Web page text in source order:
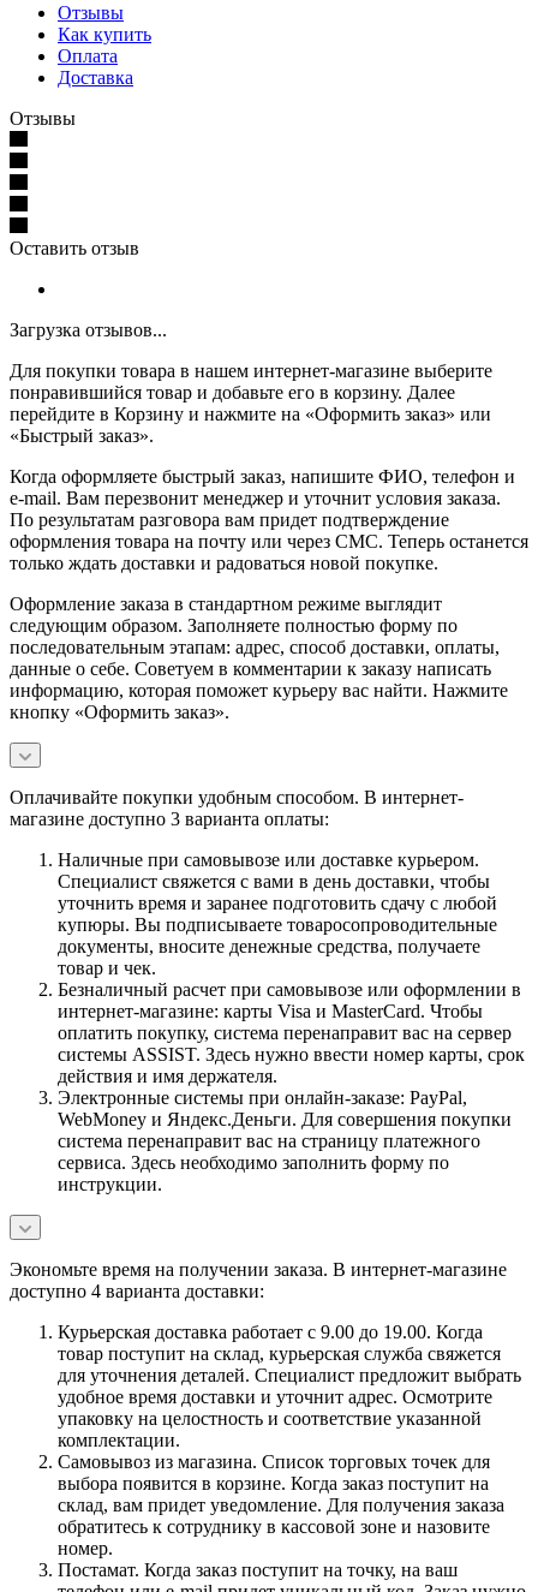
Отзывы
Как купить
Оплата
Доставка
Отзывы
Оставить отзыв
Загрузка отзывов...
Для покупки товара в нашем интернет-магазине выберите
понравившийся товар и добавьте его в корзину. Далее
перейдите в Корзину и нажмите на «Оформить заказ» или
«Быстрый заказ».
Когда оформляете быстрый заказ, напишите ФИО, телефон и
e-mail. Вам перезвонит менеджер и уточнит условия заказа.
По результатам разговора вам придет подтверждение
оформления товара на почту или через СМС. Теперь останется
только ждать доставки и радоваться новой покупке.
Оформление заказа в стандартном режиме выглядит
следующим образом. Заполняете полностью форму по
последовательным этапам: адрес, способ доставки, оплаты,
данные о себе. Советуем в комментарии к заказу написать
информацию, которая поможет курьеру вас найти. Нажмите
кнопку «Оформить заказ».
Оплачивайте покупки удобным способом. В интернет-
магазине доступно 3 варианта оплаты:
Наличные при самовывозе или доставке курьером.
Специалист свяжется с вами в день доставки, чтобы
уточнить время и заранее подготовить сдачу с любой
купюры. Вы подписываете товаросопроводительные
документы, вносите денежные средства, получаете
товар и чек.
Безналичный расчет при самовывозе или оформлении в
интернет-магазине: карты Visa и MasterCard. Чтобы
оплатить покупку, система перенаправит вас на сервер
системы ASSIST. Здесь нужно ввести номер карты, срок
действия и имя держателя.
Электронные системы при онлайн-заказе: PayPal,
WebMoney и Яндекс.Деньги. Для совершения покупки
система перенаправит вас на страницу платежного
сервиса. Здесь необходимо заполнить форму по
инструкции.
Экономьте время на получении заказа. В интернет-магазине
доступно 4 варианта доставки:
Курьерская доставка работает с 9.00 до 19.00. Когда
товар поступит на склад, курьерская служба свяжется
для уточнения деталей. Специалист предложит выбрать
удобное время доставки и уточнит адрес. Осмотрите
упаковку на целостность и соответствие указанной
комплектации.
Самовывоз из магазина. Список торговых точек для
выбора появится в корзине. Когда заказ поступит на
склад, вам придет уведомление. Для получения заказа
обратитесь к сотруднику в кассовой зоне и назовите
номер.
Постамат. Когда заказ поступит на точку, на ваш